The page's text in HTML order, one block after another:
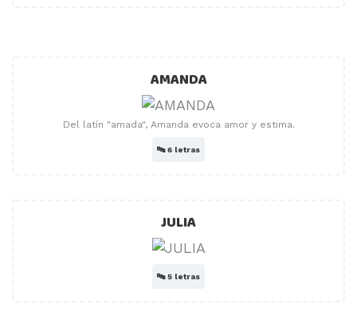
AMANDA
Del latín "amada", Amanda evoca amor y estima.
🔤6 letras
JULIA
🔤5 letras